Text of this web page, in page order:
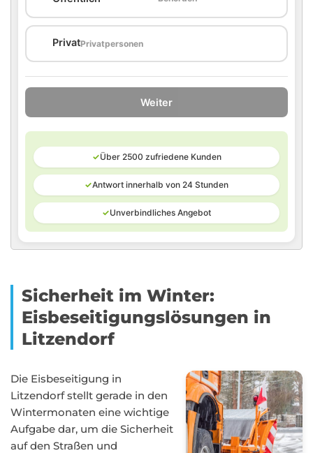
PrivatPrivatpersonen
Weiter
✓Über 2500 zufriedene Kunden
✓Antwort innerhalb von 24 Stunden
✓Unverbindliches Angebot
Sicherheit im Winter:
Eisbeseitigungslösungen in
Litzendorf
Die Eisbeseitigung in
Litzendorf stellt gerade in den
Wintermonaten eine wichtige
Aufgabe dar, um die Sicherheit
auf den Straßen und